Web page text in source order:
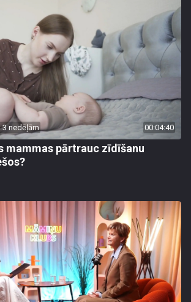
3 nedēļām 00:04:40
mammas pārtrauc zīdīšanu